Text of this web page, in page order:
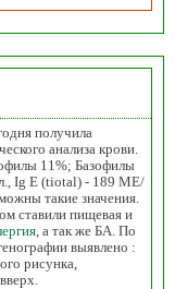
получила
анализа крови.
11%; Базофилы
Ig E (tiotal) - 189 МЕ/
такие значения.
ставили пищевая и
, а так же БА. По
выявлено :
рисунка,